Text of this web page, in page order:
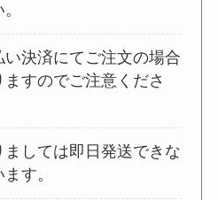
決済にてご注文の場合
すのでご注意くださ
しては即日発送できな
す。